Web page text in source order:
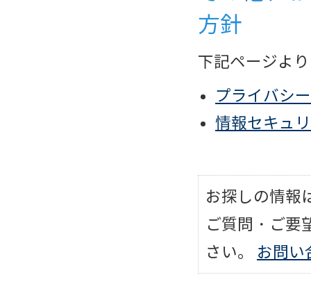
方針
下記ページよ
プライバシ
情報セキュ
お探しの情報
ご質問・ご要
さい。 お問い